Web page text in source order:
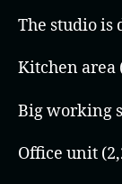
The studio is
Kitchen area
Big working
Office unit